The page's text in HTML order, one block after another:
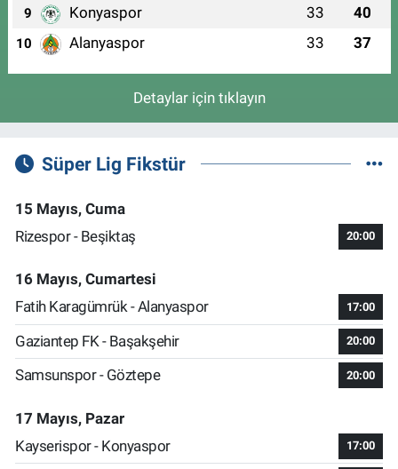
9 Konyaspor 33 40
10 Alanyaspor 33 37
Detaylar için tıklayın
Süper Lig Fikstür
15 Mayıs, Cuma
Rizespor - Beşiktaş
20:00
16 Mayıs, Cumartesi
Fatih Karagümrük - Alanyaspor
17:00
Gaziantep FK - Başakşehir 20:00
Samsunspor - Göztepe 20:00
17 Mayıs, Pazar
Kayserispor - Konyaspor
17:00